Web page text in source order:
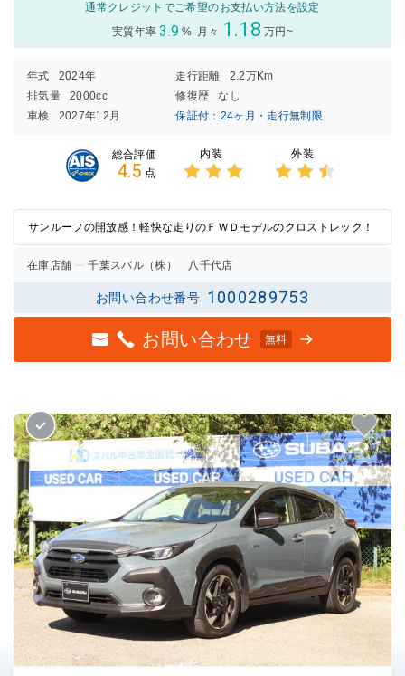
通常クレジットでご希望のお支払い方法を設定
実質年率 3.9 % 月々 1.18 万円~
年式 2024年 走行距離
2.2万Km
排気量
2000cc 修復歴
なし
車検
2027年12月 保証付：24ヶ月・走行無制限
総合評価
4.5 点
内装
3点の
評価
外装
2.5点
の評価
サンルーフの開放感！軽快な走りのＦＷＤモデルのクロストレック！
在庫店舗 千葉スバル（株） 八千代店
お問い合わせ番号 1000289753
お問い合わせ 無料